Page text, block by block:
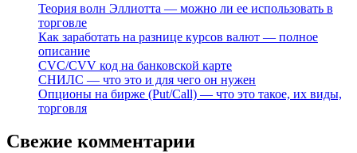
Теория волн Эллиотта — можно ли ее использовать в
торговле
Как заработать на разнице курсов валют — полное
описание
CVC/CVV код на банковской карте
СНИЛС — что это и для чего он нужен
Опционы на бирже (Put/Call) — что это такое, их виды,
торговля
Свежие комментарии